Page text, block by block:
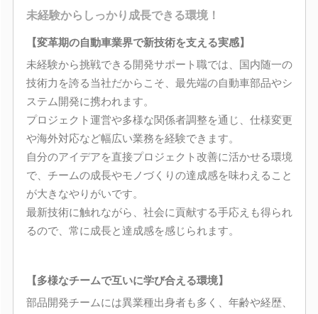
未経験からしっかり成長できる環境！
【変革期の自動車業界で新技術を支える実感】
未経験から挑戦できる開発サポート職では、国内随一の
技術力を誇る当社だからこそ、最先端の自動車部品やシ
ステム開発に携われます。
プロジェクト運営や多様な関係者調整を通じ、仕様変更
や海外対応など幅広い業務を経験できます。
自分のアイデアを直接プロジェクト改善に活かせる環境
で、チームの成長やモノづくりの達成感を味わえること
が大きなやりがいです。
最新技術に触れながら、社会に貢献する手応えも得られ
るので、常に成長と達成感を感じられます。
【多様なチームで互いに学び合える環境】
部品開発チームには異業種出身者も多く、年齢や経歴、